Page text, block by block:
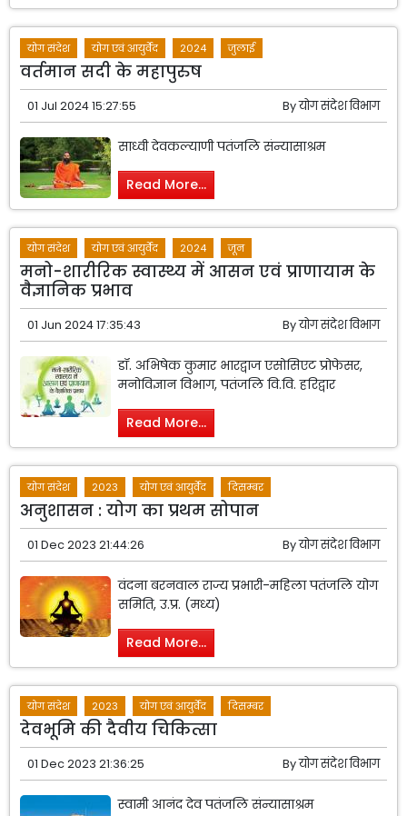
योग संदेश योग एवं आयुर्वेद 2024 जुलाई
वर्तमान सदी के महापुरुष
01 Jul 2024 15:27:55 Byयोग संदेश विभाग
साध्वी देवकल्याणी पतंजलि संन्यासाश्रम
Read More...
योग संदेश योग एवं आयुर्वेद 2024 जून
मनो-शारीरिक स्वास्थ्य में आसन एवं प्राणायाम के
वैज्ञानिक प्रभाव
01 Jun 2024 17:35:43 Byयोग संदेश विभाग
डॉ. अभिषेक कुमार भारद्वाज एसोसिएट प्रोफेसर,
मनोविज्ञान विभाग, पतंजलि वि.वि. हरिद्वार
Read More...
योग संदेश 2023 योग एवं आयुर्वेद दिसम्बर
अनुशासन : योग का प्रथम सोपान
01 Dec 2023 21:44:26 Byयोग संदेश विभाग
वंदना बरनवाल राज्य प्रभारी-महिला पतंजलि योग
समिति, उ.प्र. (मध्य)
Read More...
योग संदेश 2023 योग एवं आयुर्वेद दिसम्बर
देवभूमि की दैवीय चिकित्सा
01 Dec 2023 21:36:25 Byयोग संदेश विभाग
स्वामी आनंद देव पतंजलि संन्यासाश्रम